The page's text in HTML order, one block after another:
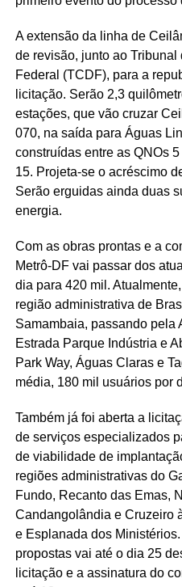
A extensão da linha de
de revisão, junto ao Tribunal
Federal (TCDF), para a
licitação. Serão 2,3
estações, que vão cruzar
070, na saída para Águas
construídas entre as QNOs
15. Projeta-se o acréscimo
Serão erguidas ainda duas
energia.
Com as obras prontas e a
Metrô-DF vai passar dos
dia para 420 mil.
região administrativa de
Samambaia, passando pela
Estrada Parque Indústria e
Park Way, Águas Claras e
média, 180 mil usuários por
Também já foi aberta a
de serviços especializados
de viabilidade de
regiões administrativas do
Fundo, Recanto das Emas,
Candangolândia e Cruzeiro
e Esplanada dos
propostas vai até o dia 25
licitação e a assinatura do